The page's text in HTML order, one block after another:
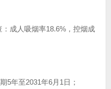
成人吸烟率18.6%，控烟成
5年至2031年6月1日；